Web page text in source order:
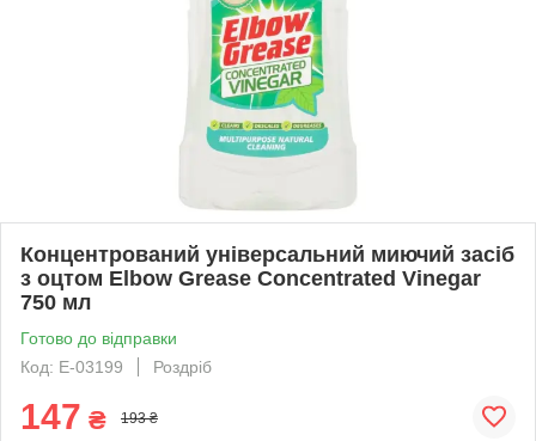
Концентрований універсальний миючий засіб
з оцтом Elbow Grease Concentrated Vinegar
750 мл
Готово до відправки
Код: Е-03199
Роздріб
147 ₴ 193 ₴